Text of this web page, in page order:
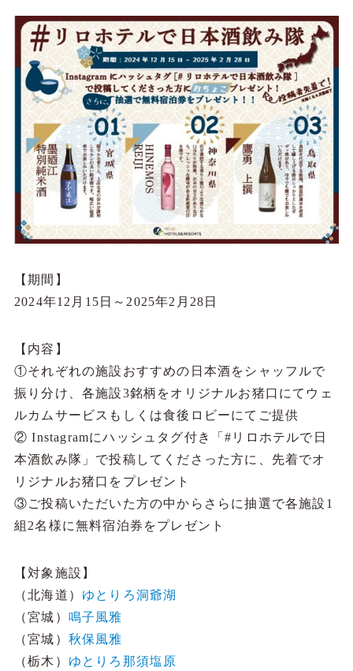
【期間】
2024年12月15日～2025年2月28日
【内容】
①それぞれの施設おすすめの日本酒をシャッフルで
振り分け、各施設3銘柄をオリジナルお猪口にてウェ
ルカムサービスもしくは食後ロビーにてご提供
② Instagramにハッシュタグ付き「#リロホテルで日
本酒飲み隊」で投稿してくださった方に、先着でオ
リジナルお猪口をプレゼント
③ご投稿いただいた方の中からさらに抽選で各施設1
組2名様に無料宿泊券をプレゼント
【対象施設】
（北海道） ゆとりろ洞爺湖
（宮城） 鳴子風雅
（宮城） 秋保風雅
（栃木） ゆとりろ那須塩原